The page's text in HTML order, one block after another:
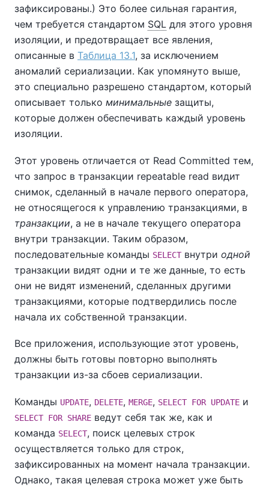
зафиксированы.) Это более сильная гарантия,
чем требуется стандартом SQL для этого уровня
изоляции, и предотвращает все явления,
описанные в Таблица 13.1, за исключением
аномалий сериализации. Как упомянуто выше,
это специально разрешено стандартом, который
описывает только минимальные защиты,
которые должен обеспечивать каждый уровень
изоляции.
Этот уровень отличается от Read Committed тем,
что запрос в транзакции repeatable read видит
снимок, сделанный в начале первого оператора,
не относящегося к управлению транзакциями, в
транзакции, а не в начале текущего оператора
внутри транзакции. Таким образом,
последовательные команды SELECTвнутри одной
транзакции видят одни и те же данные, то есть
они не видят изменений, сделанных другими
транзакциями, которые подтвердились после
начала их собственной транзакции.
Все приложения, использующие этот уровень,
должны быть готовы повторно выполнять
транзакции из-за сбоев сериализации.
Команды UPDATE, DELETE, MERGE, SELECT FOR UPDATE и
SELECT FOR SHARE ведут себя так же, как и
команда SELECT, поиск целевых строк
осуществляется только для строк,
зафиксированных на момент начала транзакции.
Однако, такая целевая строка может уже быть